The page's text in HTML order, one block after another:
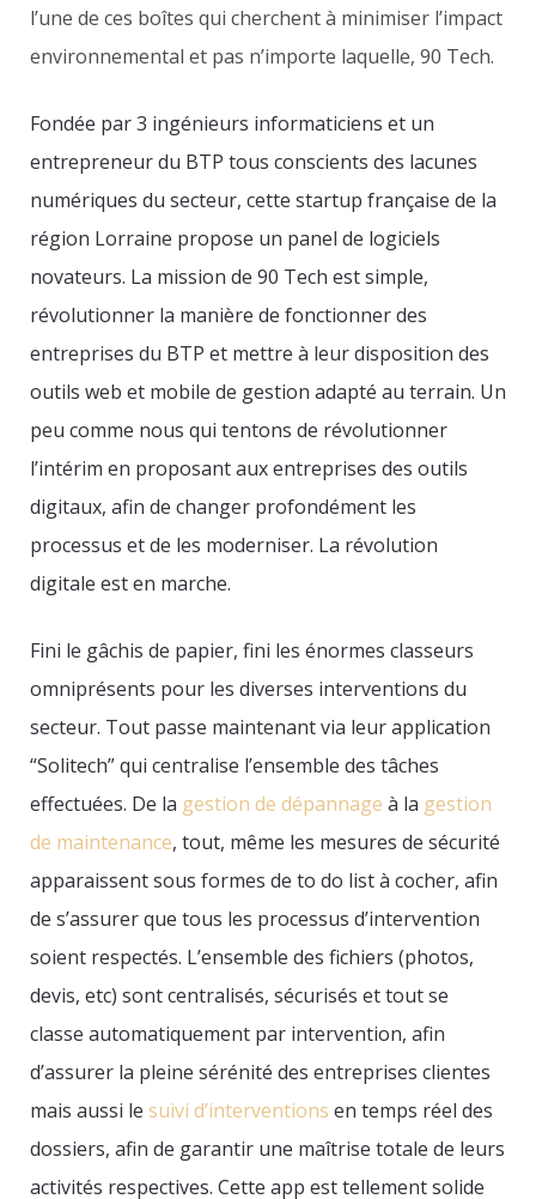
l’une de ces boîtes qui cherchent à minimiser l’impact
environnemental et pas n’importe laquelle, 90 Tech.
Fondée par 3 ingénieurs informaticiens et un
entrepreneur du BTP tous conscients des lacunes
numériques du secteur, cette startup française de la
région Lorraine propose un panel de logiciels
novateurs. La mission de 90 Tech est simple,
révolutionner la manière de fonctionner des
entreprises du BTP et mettre à leur disposition des
outils web et mobile de gestion adapté au terrain. Un
peu comme nous qui tentons de révolutionner
l’intérim en proposant aux entreprises des outils
digitaux, afin de changer profondément les
processus et de les moderniser. La révolution
digitale est en marche.
Fini le gâchis de papier, fini les énormes classeurs
omniprésents pour les diverses interventions du
secteur. Tout passe maintenant via leur application
“Solitech” qui centralise l’ensemble des tâches
effectuées. De la gestion de dépannage à la gestion
de maintenance, tout, même les mesures de sécurité
apparaissent sous formes de to do list à cocher, afin
de s’assurer que tous les processus d’intervention
soient respectés. L’ensemble des fichiers (photos,
devis, etc) sont centralisés, sécurisés et tout se
classe automatiquement par intervention, afin
d’assurer la pleine sérénité des entreprises clientes
mais aussi le suivi d’interventions en temps réel des
dossiers, afin de garantir une maîtrise totale de leurs
activités respectives. Cette app est tellement solide